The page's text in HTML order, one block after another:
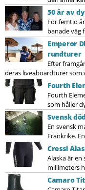
50 år av
För femtio
banade väg
Emperor
rundturer
Efter
deras liveaboardturer som
Fourth
Fourth
som håller
Svensk
En svensk
Frankrike.
Cressi
Alaska är
millimeters
Camaro